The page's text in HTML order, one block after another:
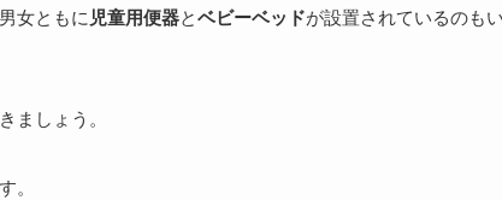
女ともに 児童用便器とベビーベッドが設置されているのも
ましょう。
。